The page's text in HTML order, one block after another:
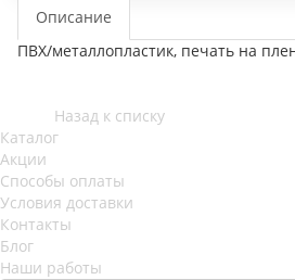
Описание
ПВХ/металлопластик, печать на
Назад к списку
Каталог
Акции
Способы оплаты
Условия доставки
Контакты
Блог
Наши работы